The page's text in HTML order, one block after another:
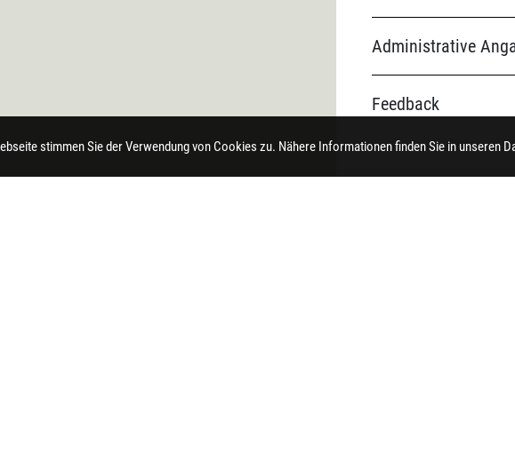
Administrative
Feedback
stimmen Sie der Verwendung von Cookies zu. Nähere Informationen finden Sie in unseren